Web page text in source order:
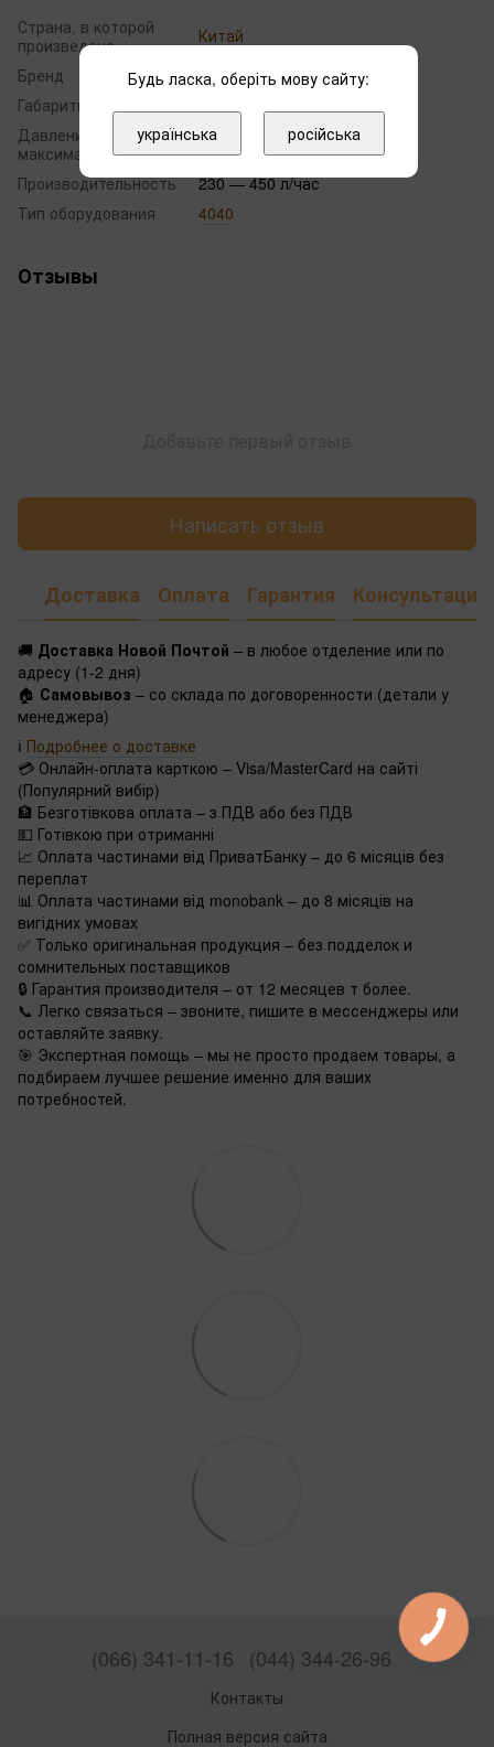
Страна, в которой
произведено
Китай
Бренд
Vontron
Габариты (ВхШхГ)
Давление (рабочее/
максимальное)
10 — 15 / 41 бар
Производительность
230 — 450 л/час
Тип оборудования
4040
Отзывы
Написать отзыв
Доставка Оплата Гарантия Консультация
🚚 Доставка Новой Почтой – в любое отделение или по
адресу (1-2 дня)
🏠 Самовывоз – со склада по договоренности (детали у
менеджера)
ℹ️ Подробнее о доставке
💳 Онлайн-оплата карткою – Visa/MasterCard на сайті
(Популярний вибір)
🏦 Безготівкова оплата – з ПДВ або без ПДВ
💵 Готівкою при отриманні
📈 Оплата частинами від ПриватБанку – до 6 місяців без
переплат
📊 Оплата частинами від monobank – до 8 місяців на
вигідних умовах
✅ Только оригинальная продукция – без подделок и
сомнительных поставщиков
🔒 Гарантия производителя – от 12 месяцев т более.
📞 Легко связаться – звоните, пишите в мессенджеры или
оставляйте заявку.
🎯 Экспертная помощь – мы не просто продаем товары, а
подбираем лучшее решение именно для ваших
потребностей.
(066) 341-11-16 (044) 344-26-96
Контакты
Полная версия сайта
Будь ласка, оберіть мову сайту:
українська російська